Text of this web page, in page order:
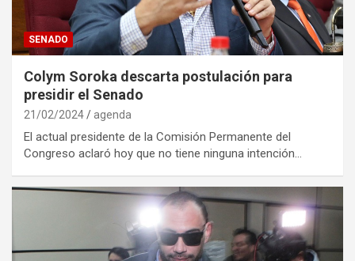
SENADO
Colym Soroka descarta postulación para
presidir el Senado
21/02/2024 agenda
El actual presidente de la Comisión Permanente del
Congreso aclaró hoy que no tiene ninguna intención…